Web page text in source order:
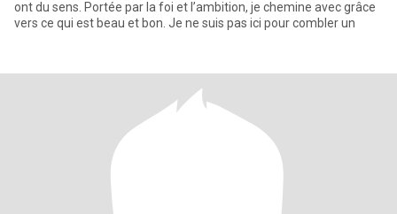
ont du sens. Portée par la foi et l’ambition, je chemine avec grâce
vers ce qui est beau et bon. Je ne suis pas ici pour combler un